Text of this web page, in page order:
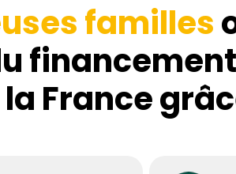
familles
France